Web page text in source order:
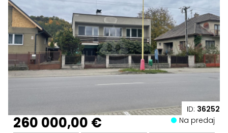
ID: 36252
260 000,00 € Na predaj